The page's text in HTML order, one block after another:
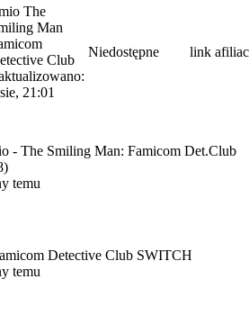
The
Man
Club
21:01
Niedostępne link
- The Smiling Man: Famicom Det.Club
temu
Detective Club SWITCH
temu